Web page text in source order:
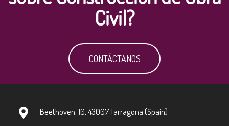
Civil?
CONTÁCTANOS
Beethoven, 10, 43007 Tarragona (Spain)